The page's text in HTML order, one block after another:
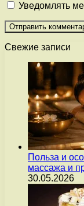
Уведомлять
Свежие записи
Польза и
массажа и
30.05.2026